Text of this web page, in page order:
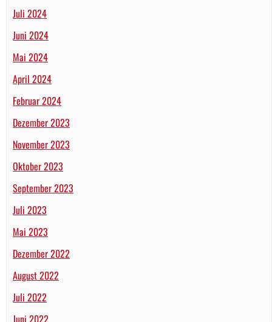
Juli 2024
Juni 2024
Mai 2024
April 2024
Februar 2024
Dezember 2023
November 2023
Oktober 2023
September 2023
Juli 2023
Mai 2023
Dezember 2022
August 2022
Juli 2022